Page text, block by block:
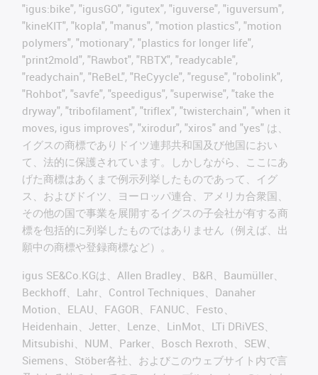
"igus:bike", "igusGO", "igutex", "iguverse", "iguversum",
"kineKIT", "kopla", "manus", "motion plastics", "motion
polymers", "motionary", "plastics for longer life",
"print2mold", "Rawbot", "RBTX", "readycable",
"readychain", "ReBeL", "ReCyycle", "reguse", "robolink",
"Rohbot", "savfe", "speedigus", "superwise", "take the
dryway", "tribofilament", "triflex", "twisterchain", "when it
moves, igus improves", "xirodur", "xiros" and "yes" は、
イグスの商標でありドイツ連邦共和国及び他国におい
て、法的に保護されています。しかしながら、ここにあ
げた商標はあくまで例示列挙したものであって、イグ
ス、およびドイツ、ヨーロッパ連合、アメリカ合衆国、
その他の国で事業を展開するイグスの子会社が有する商
標を包括的に列挙したものではありません（例えば、出
願中の商標や登録商標など）。
igus SE&Co.KGは、Allen Bradley、B&R、Baumüller、
Beckhoff、Lahr、Control Techniques、Danaher
Motion、ELAU、FAGOR、FANUC、Festo、
Heidenhain、Jetter、Lenze、LinMot、LTi DRiVES、
Mitsubishi、NUM、Parker、Bosch Rexroth、SEW、
Siemens、Stöber各社、およびこのウェブサイト内で言